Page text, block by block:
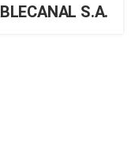
S.A.